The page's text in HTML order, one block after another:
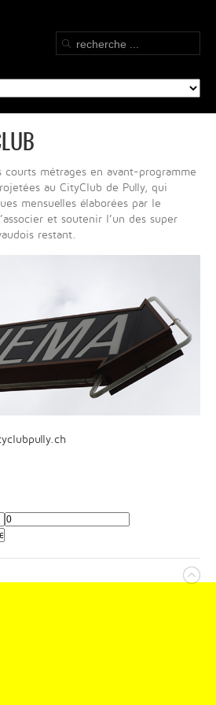
courts métrages en avant-programme
au CityClub de Pully, qui
mensuelles élaborées par le
et soutenir l’un des super
restant.